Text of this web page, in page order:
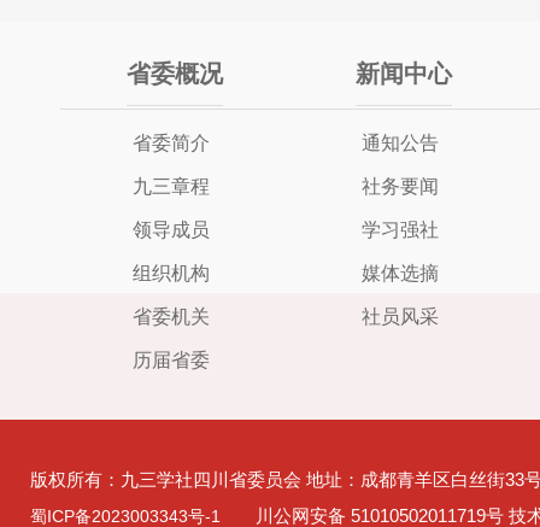
省委概况
省委简介
九三章程
领导成员
组织机构
省委机关
历届省委
新闻中心
通知公告
社务要闻
学习强社
媒体选摘
社员风采
版权所有：九三学社四川省委员会 地址：成都青羊区白丝街33
蜀ICP备2023003343号-1 川公网安备 51010502011719号 技